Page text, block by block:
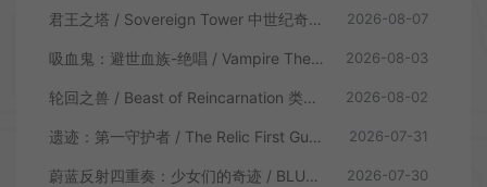
君王之塔 / Sovereign Tower 中世纪奇幻模拟RPG游戏 2026-08-07
吸血鬼：避世血族-绝唱 / Vampire The Masquerade Swansong 2026-08-03
轮回之兽 / Beast of Reincarnation 类魂硬核动作RPG游戏 2026-08-02
遗迹：第一守护者 / The Relic First Guardian 类魂动作RPG游戏 2026-07-31
蔚蓝反射四重奏：少女们的奇迹 / BLUE REFLECTION Quartet 卡通回合制RPG游戏 2026-07-30